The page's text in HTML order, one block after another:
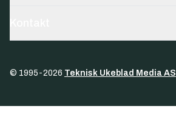
© 1995-2026 Teknisk Ukeblad Media AS